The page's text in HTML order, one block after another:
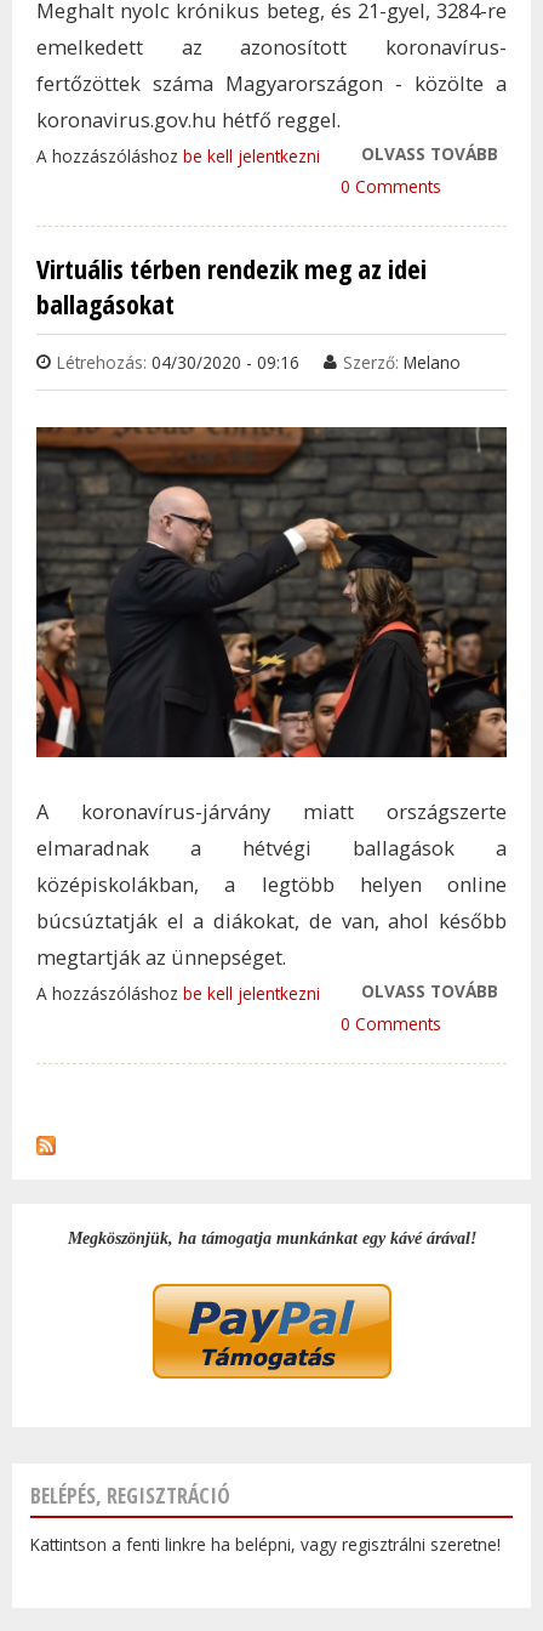
Meghalt nyolc krónikus beteg, és 21-gyel, 3284-re
emelkedett az azonosított koronavírus-
fertőzöttek száma Magyarországon - közölte a
koronavirus.gov.hu hétfő reggel.
OLVASS TOVÁBB
A hozzászóláshoz be kell jelentkezni
0 Comments
Virtuális térben rendezik meg az idei
ballagásokat
Létrehozás: 04/30/2020 - 09:16 Szerző: Melano
A koronavírus-járvány miatt országszerte
elmaradnak a hétvégi ballagások a
középiskolákban, a legtöbb helyen online
búcsúztatják el a diákokat, de van, ahol később
megtartják az ünnepséget.
OLVASS TOVÁBB
A hozzászóláshoz be kell jelentkezni
0 Comments
Megköszönjük, ha támogatja munkánkat egy kávé árával!
BELÉPÉS, REGISZTRÁCIÓ
Kattintson a fenti linkre ha belépni, vagy regisztrálni szeretne!